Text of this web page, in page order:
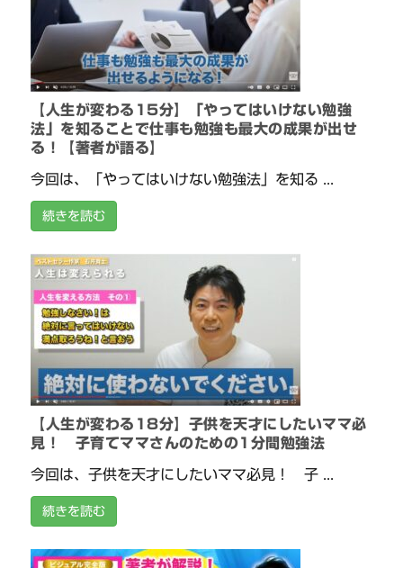
【人生が変わる15分】「やってはいけない勉強
法」を知ることで仕事も勉強も最大の成果が出せ
る！【著者が語る】
今回は、「やってはいけない勉強法」を知る ...
続きを読む
【人生が変わる18分】子供を天才にしたいママ必
見！ 子育てママさんのための1分間勉強法
今回は、子供を天才にしたいママ必見！ 子 ...
続きを読む